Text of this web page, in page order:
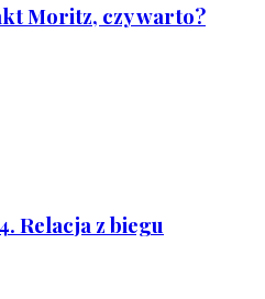
Moritz, czy warto?
Relacja z biegu